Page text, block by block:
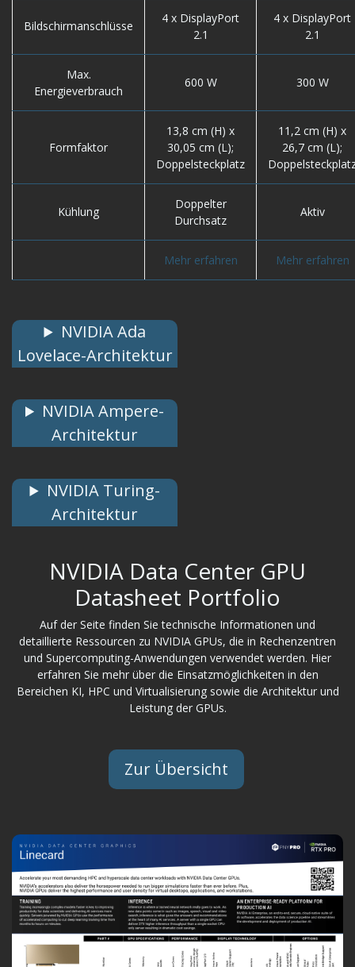
Bildschirmanschlüsse
4 x DisplayPort
2.1
4 x DisplayPort
2.1
Max.
Energieverbrauch
600 W 300 W
Formfaktor
13,8 cm (H) x
30,05 cm (L);
Doppelsteckplatz
11,2 cm (H) x
26,7 cm (L);
Kühlung
Doppelter
Durchsatz
Aktiv
Mehr erfahren Mehr erfahren
NVIDIA Ada
Lovelace-Architektur
NVIDIA Ampere-
Architektur
NVIDIA Turing-
Architektur
NVIDIA Data Center GPU
Datasheet Portfolio
Auf der Seite finden Sie technische Informationen und
detaillierte Ressourcen zu NVIDIA GPUs, die in Rechenzentren
und Supercomputing-Anwendungen verwendet werden. Hier
erfahren Sie mehr über die Einsatzmöglichkeiten in den
Bereichen KI, HPC und Virtualisierung sowie die Architektur und
Leistung der GPUs.
Zur Übersicht